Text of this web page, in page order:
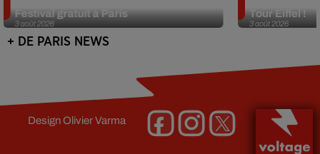
3 août 2026
Festival gratuit à Paris
3 août 2026
Tour Eiffel !
+ DE PARIS NEWS
DesignOlivier Varma